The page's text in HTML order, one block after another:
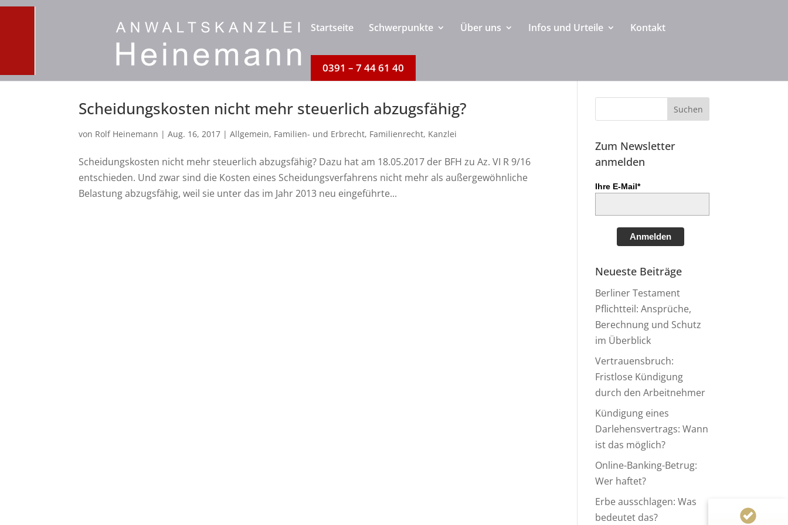
Startseite Schwerpunkte Über uns Infos und Urteile Kontakt
0391 – 7 44 61 40
Scheidungskosten nicht mehr steuerlich abzugsfähig?
von Rolf Heinemann |Aug. 16, 2017 |Allgemein, Familien- und Erbrecht, Familienrecht, Kanzlei
Scheidungskosten nicht mehr steuerlich abzugsfähig? Dazu hat am 18.05.2017 der BFH zu Az. VI R 9/16
entschieden. Und zwar sind die Kosten eines Scheidungsverfahrens nicht mehr als außergewöhnliche
Belastung abzugsfähig, weil sie unter das im Jahr 2013 neu eingeführte...
Zum Newsletter
anmelden
Ihre E-Mail*
Anmelden
Neueste Beiträge
Berliner Testament
Pflichtteil: Ansprüche,
Berechnung und Schutz
im Überblick
Vertrauensbruch:
Fristlose Kündigung
durch den Arbeitnehmer
Kündigung eines
Darlehensvertrags: Wann
ist das möglich?
Online-Banking-Betrug:
Wer haftet?
Erbe ausschlagen: Was
bedeutet das?
Anwaltskanzlei Heinemann & Rummel GbR
SEHR GUT
4,94 / 5,00
Bewertungen auf
ProvenExpert.com
124
Bewertungen von 1
anderen Quelle